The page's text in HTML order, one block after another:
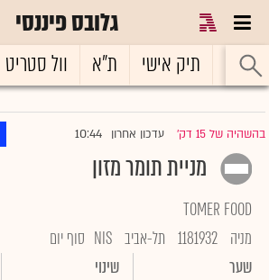
גלובס פיננסי
ראשי תיק אישי ת"א וול סטריט
בהשהיה של 15 דק' |עדכון אחרון 10:44
מניית תומר מזון
TOMER FOOD
מניה 1181932 תל-אביב NIS סוף יום
שער
שינוי